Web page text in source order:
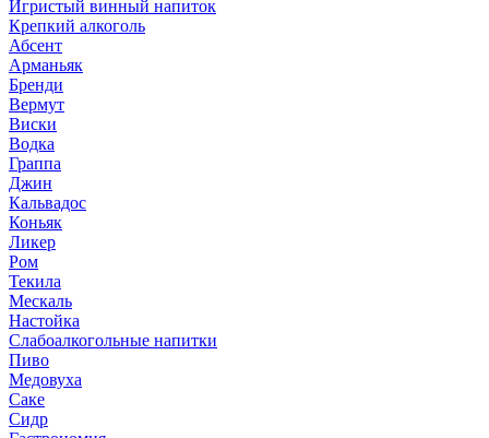
Игристый винный напиток
Крепкий алкоголь
Абсент
Арманьяк
Бренди
Вермут
Виски
Водка
Граппа
Джин
Кальвадос
Коньяк
Ликер
Ром
Текила
Мескаль
Настойка
Слабоалкогольные напитки
Пиво
Медовуха
Саке
Сидр